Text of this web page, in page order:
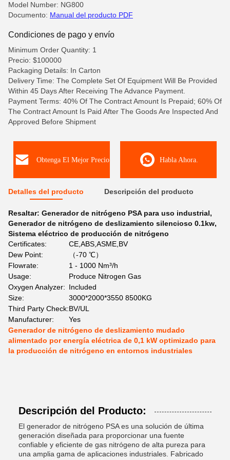
Model Number: NG800
Documento: Manual del producto PDF
Condiciones de pago y envío
Minimum Order Quantity: 1
Precio: $100000
Packaging Details: In Carton
Delivery Time: The Complete Set Of Equipment Will Be Provided
Within 45 Days After Receiving The Advance Payment.
Payment Terms: 40% Of The Contract Amount Is Prepaid; 60% Of
The Contract Amount Is Paid After The Goods Are Inspected And
Approved Before Shipment
Obtenga El Mejor Precio Habla Ahora.
Detalles del producto Descripción del producto
Resaltar: Generador de nitrógeno PSA para uso industrial,
Generador de nitrógeno de deslizamiento silencioso 0.1kw,
Sistema eléctrico de producción de nitrógeno
Certificates:
CE,ABS,ASME,BV
Dew Point:
（-70 ℃）
Flowrate:
1 - 1000 Nm³/h
Usage:
Produce Nitrogen Gas
Oxygen Analyzer: Included
Size:
3000*2000*3550 8500KG
Third Party Check:BV/UL
Manufacturer:
Yes
Generador de nitrógeno de deslizamiento mudado
alimentado por energía eléctrica de 0,1 kW optimizado para
la producción de nitrógeno en entornos industriales
Descripción del Producto:
El generador de nitrógeno PSA es una solución de última
generación diseñada para proporcionar una fuente
confiable y eficiente de gas nitrógeno de alta pureza para
una amplia gama de aplicaciones industriales. Fabricado